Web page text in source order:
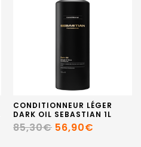
CONDITIONNEUR LÉGER
DARK OIL SEBASTIAN 1L
85,30€ 56,90€